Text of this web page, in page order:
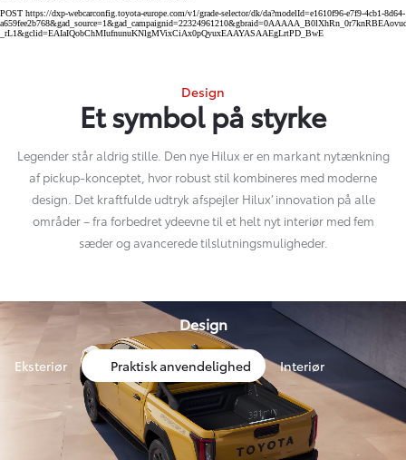
POST https://dxp-webcarconfig.toyota-europe.com/v1/grade-selector/dk/da?modelId=e1610f96-e7f9-4cb1-8d64-
_rL1&gclid=EAIaIQobChMIufnunuKNlgMVixCiAx0pQyuxEAAYASAAEgLrtPD_BwE
Design
Et symbol på styrke
Legender står aldrig stille. Den nye Hilux er en markant nytænkning
af pickup-konceptet, hvor robust stil kombineres med moderne
design. Det kraftfulde udtryk afspejler Hilux’ innovation på alle
områder – fra forbedret ydeevne til et helt nyt interiør med fem
sæder og avancerede tilslutningsmuligheder.
Design
Eksteriør Praktisk anvendelighed Interiør